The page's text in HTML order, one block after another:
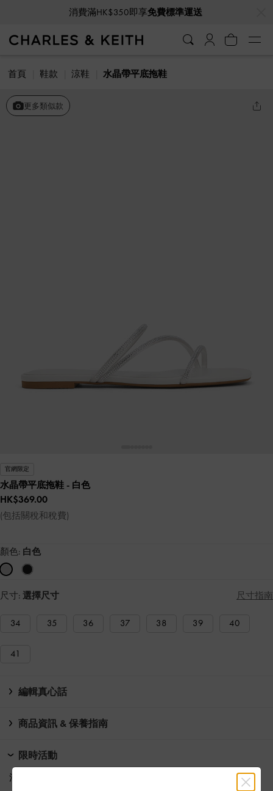
消費滿HK$350即享免費標準運送
首頁 鞋款 涼鞋 水晶帶平底拖鞋
更多類似款
官網限定
水晶帶平底拖鞋 - 白色
HK$369.00
(包括關稅和稅費)
顏色: 白色
尺寸: 選擇尺寸 尺寸指南
34 35 36 37 38 39 40
41
編輯真心話
商品資訊 & 保養指南
限時活動
消費滿HK$350即享